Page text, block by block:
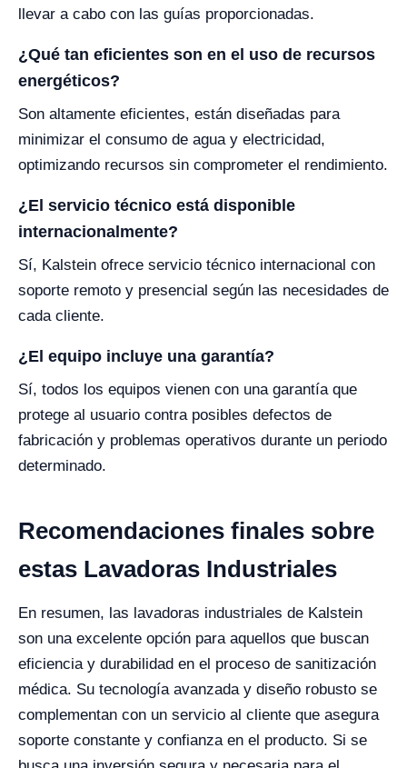
llevar a cabo con las guías proporcionadas.
¿Qué tan eficientes son en el uso de recursos
energéticos?
Son altamente eficientes, están diseñadas para
minimizar el consumo de agua y electricidad,
optimizando recursos sin comprometer el rendimiento.
¿El servicio técnico está disponible
internacionalmente?
Sí, Kalstein ofrece servicio técnico internacional con
soporte remoto y presencial según las necesidades de
cada cliente.
¿El equipo incluye una garantía?
Sí, todos los equipos vienen con una garantía que
protege al usuario contra posibles defectos de
fabricación y problemas operativos durante un periodo
determinado.
Recomendaciones finales sobre
estas Lavadoras Industriales
En resumen, las lavadoras industriales de Kalstein
son una excelente opción para aquellos que buscan
eficiencia y durabilidad en el proceso de sanitización
médica. Su tecnología avanzada y diseño robusto se
complementan con un servicio al cliente que asegura
soporte constante y confianza en el producto. Si se